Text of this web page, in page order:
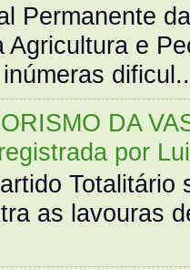
Permanente
Agricultura e
DA
por
Totalitário
as lavouras